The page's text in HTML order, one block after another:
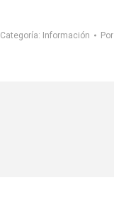
Categoría: Información Por